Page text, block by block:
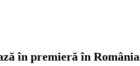
în premieră în